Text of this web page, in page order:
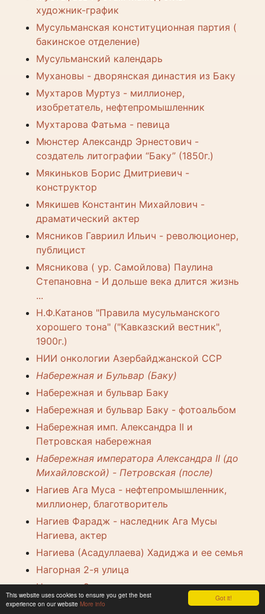
Got it!
This website uses cookies to ensure you get the best
experience on our website More info
художник-график
Мусульманская конституционная партия (
бакинское отделение)
Мусульманский календарь
Мухановы - дворянская династия из Баку
Мухтаров Муртуз - миллионер,
изобретатель, нефтепромышленник
Мухтарова Фатьма - певица
Мюнстер Александр Эрнестович -
создатель литографии “Баку” (1850г.)
Мякиньков Борис Дмитриевич -
конструктор
Мякишев Константин Михайлович -
драматический актер
Мясников Гавриил Ильич - революционер,
публицист
Мясникова ( ур. Самойлова) Паулина
Степановна - И дольше века длится жизнь
...
Н.Ф.Катанов "Правила мусульманского
хорошего тона" ("Кавказский вестник",
1900г.)
НИИ онкологии Азербайджанской ССР
Набережная и Бульвар (Баку)
Набережная и бульвар Баку
Набережная и бульвар Баку - фотоальбом
Набережная имп. Александра II и
Петровская набережная
Набережная императора Александра II (до
Михайловской) - Петровская (после)
Нагиев Ага Муса - нефтепромышленник,
миллионер, благотворитель
Нагиев Фарадж - наследник Ага Мусы
Нагиева, актер
Нагиева (Асадуллаева) Хадиджа и ее семья
Нагорная 2-я улица
Нагорная 9-я улица
Нагорный парк - парк Кирова (Баку)